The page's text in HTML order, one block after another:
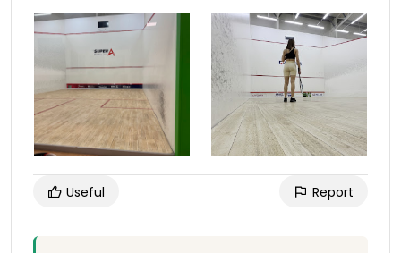
Useful Report